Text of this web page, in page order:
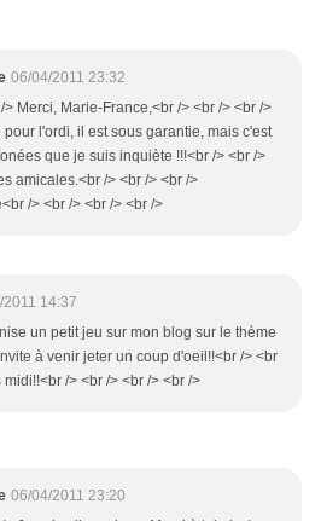
06/04/2011 23:32
> Merci, Marie-France,<br /> <br /> <br />
pour l'ordi, il est sous garantie, mais c'est
que je suis inquiète !!!<br /> <br />
amicales.<br /> <br /> <br />
/> <br /> <br /> <br />
14:37
un petit jeu sur mon blog sur le thème
à venir jeter un coup d'oeil!!<br /> <br
/> <br /> <br /> <br />
06/04/2011 23:20